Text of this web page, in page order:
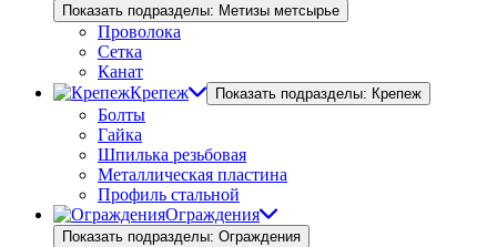
Показать подразделы: Метизы метсырье
Проволока
Сетка
Канат
Крепеж
Показать подразделы: Крепеж
Болты
Гайка
Шпилька резьбовая
Металлическая пластина
Профиль стальной
Ограждения
Показать подразделы: Ограждения